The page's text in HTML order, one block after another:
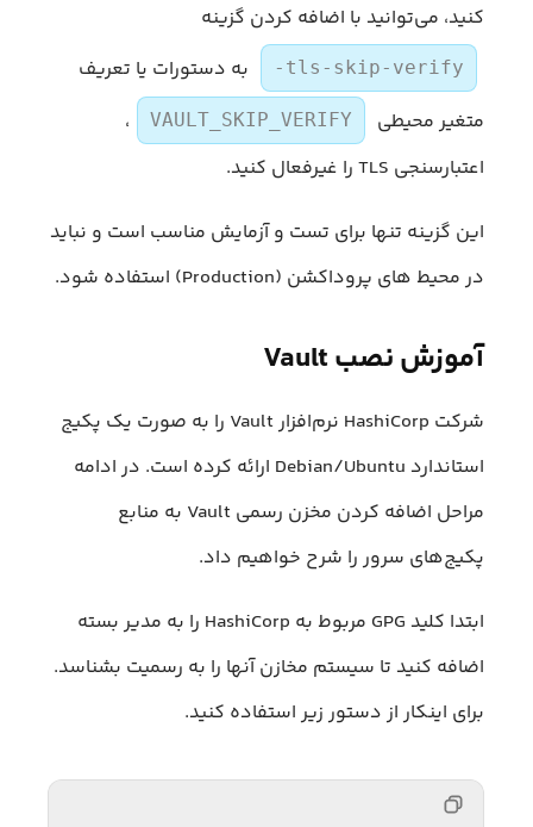
کنید، می‌توانید با اضافه کردن گزینه
-tls-skip-verify
به دستورات یا تعریف
متغیر محیطی
VAULT_SKIP_VERIFY
،
اعتبارسنجی TLS را غیرفعال کنید.
این گزینه تنها برای تست و آزمایش مناسب است و نباید
در محیط های پروداکشن (Production) استفاده شود.
آموزش نصب Vault
شرکت HashiCorp نرم‌افزار Vault را به صورت یک پکیج
استاندارد Debian/Ubuntu ارائه کرده است. در ادامه
مراحل اضافه کردن مخزن رسمی Vault به منابع
پکیج‌های سرور را شرح خواهیم داد.
ابتدا کلید GPG مربوط به HashiCorp را به مدیر بسته
اضافه کنید تا سیستم مخازن آنها را به رسمیت بشناسد.
برای اینکار از دستور زیر استفاده کنید.